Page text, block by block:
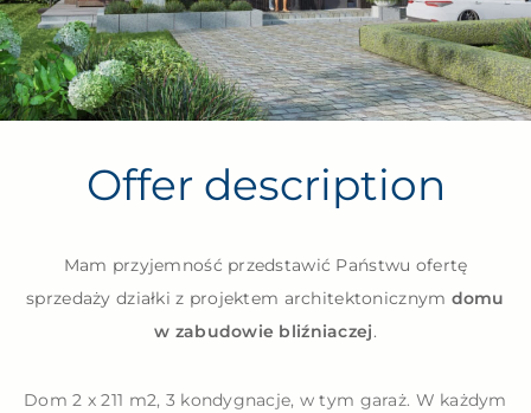
Offer description
Mam przyjemność przedstawić Państwu ofertę
sprzedaży działki z projektem architektonicznym domu
w zabudowie bliźniaczej.
Dom 2 x 211 m2, 3 kondygnacje, w tym garaż. W każdym